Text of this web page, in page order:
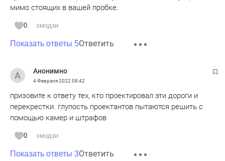
мимо стоящих в вашей пробке.
0 эмодзи
Показать ответы 5Ответить
Анонимно
4 Февраля 2022 08:42
призовите к ответу тех, кто проектировал эти дороги и
перекрестки. глупость проектантов пытаются решить с
помощью камер и штрафов
0 эмодзи
Показать ответы 3Ответить